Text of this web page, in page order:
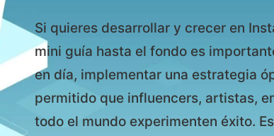
Si quieres desarrollar y crecer en
mini guía hasta el fondo es
en día, implementar una estrategia
permitido que influencers, artistas,
todo el mundo experimenten éxito.